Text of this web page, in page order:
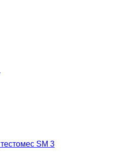
тестомес SM 3